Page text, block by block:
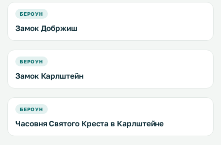
БЕРОУН
Замок Добржиш
БЕРОУН
Замок Карлштейн
БЕРОУН
Часовня Святого Креста в Карлштейне